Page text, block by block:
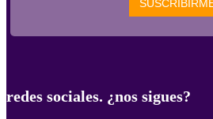
redes sociales. ¿nos sigues?